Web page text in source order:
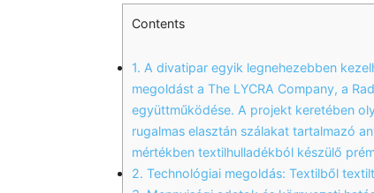
Contents
1. A divatipar egyik legnehezebben
megoldást a The LYCRA Company, a
együttműködése. A projekt keretében
rugalmas elasztán szálakat tartalmazó
mértékben textilhulladékból készülő
2. Technológiai megoldás: Textilből textilt